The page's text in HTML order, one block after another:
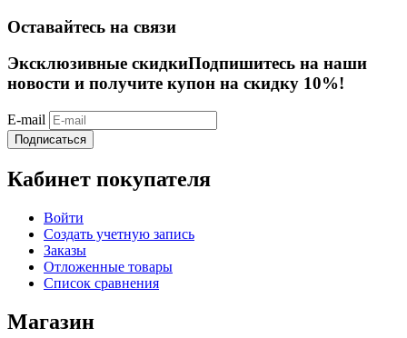
Оставайтесь на связи
Эксклюзивные скидкиПодпишитесь на наши
новости и получите купон на скидку 10%!
E-mail
Подписаться
Кабинет покупателя
Войти
Создать учетную запись
Заказы
Отложенные товары
Список сравнения
Магазин